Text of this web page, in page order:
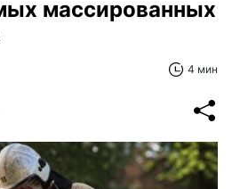
массированных
4 мин